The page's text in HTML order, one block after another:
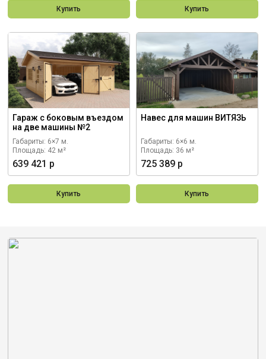
Купить Купить
Гараж с боковым въездом
на две машины №2
Габариты: 6×7 м.
Площадь: 42 м²
639 421 р
Купить
Навес для машин ВИТЯЗЬ
Габариты: 6×6 м.
Площадь: 36 м²
725 389 р
Купить